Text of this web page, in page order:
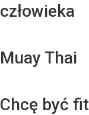
człowieka
Muay Thai
Chcę być fit